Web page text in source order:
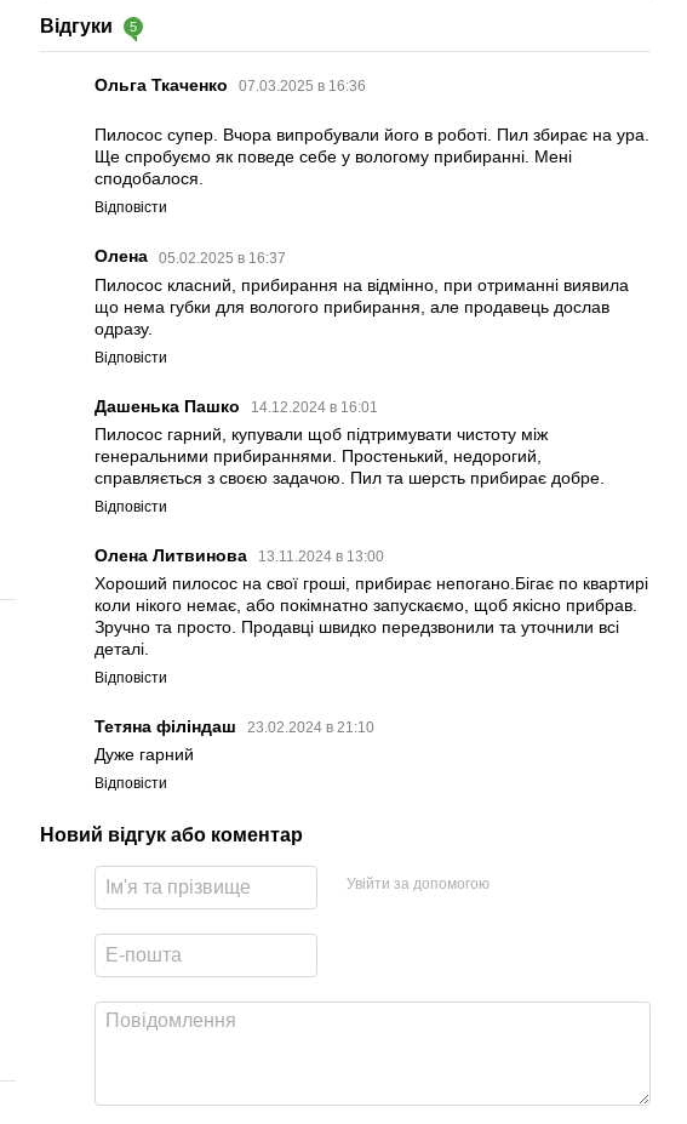
Відгуки 5
Ольга Ткаченко 07.03.2025 в 16:36
Пилосос супер. Вчора випробували його в роботі. Пил збирає на ура.
Ще спробуємо як поведе себе у вологому прибиранні. Мені
сподобалося.
Відповісти
Олена 05.02.2025 в 16:37
Пилосос класний, прибирання на відмінно, при отриманні виявила
що нема губки для вологого прибирання, але продавець дослав
одразу.
Відповісти
Дашенька Пашко 14.12.2024 в 16:01
Пилосос гарний, купували щоб підтримувати чистоту між
генеральними прибираннями. Простенький, недорогий,
справляється з своєю задачою. Пил та шерсть прибирає добре.
Відповісти
Олена Литвинова 13.11.2024 в 13:00
Хороший пилосос на свої гроші, прибирає непогано.Бігає по квартирі
коли нікого немає, або покімнатно запускаємо, щоб якісно прибрав.
Зручно та просто. Продавці швидко передзвонили та уточнили всі
деталі.
Відповісти
Тетяна філіндаш 23.02.2024 в 21:10
Дуже гарний
Відповісти
Новий відгук або коментар
Увійти за допомогою